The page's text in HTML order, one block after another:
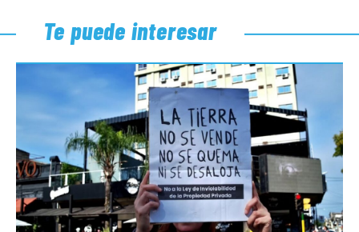
Te puede interesar